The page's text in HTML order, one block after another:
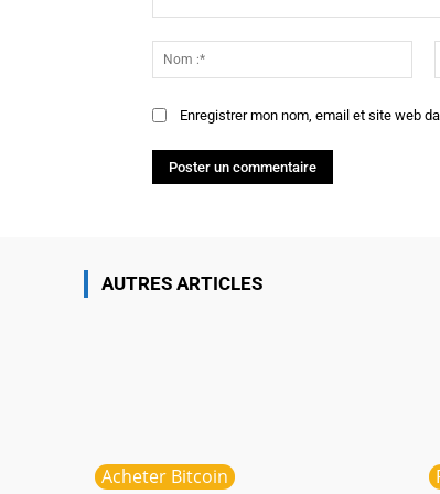
:*
Enregistrer mon nom, email et site web
AUTRES ARTICLES
Acheter Bitcoin